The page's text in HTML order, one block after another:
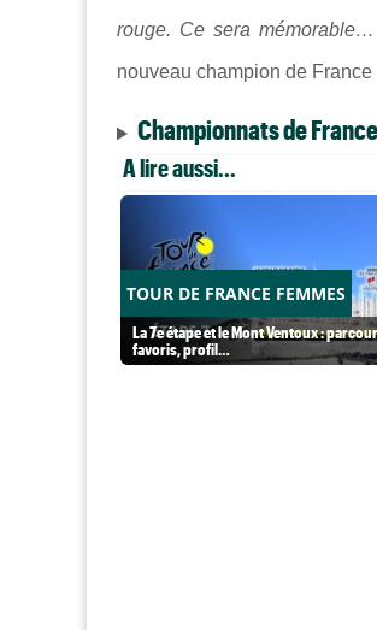
rouge. Ce sera
nouveau champion de France
Championnats de
A lire aussi...
TOUR DE FRANCE FEMMES
La 7e étape et le Mont Ventoux :
favoris, profil…